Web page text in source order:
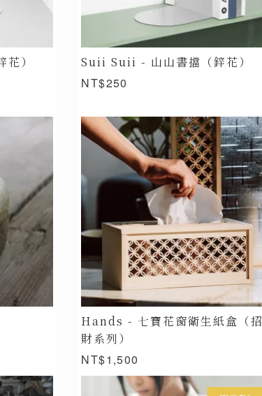
）
Suii Suii - 山山書擋（鋅花）
NT$250
Hands - 七寶花窗衛生紙盒（招
財系列）
NT$1,500